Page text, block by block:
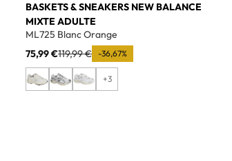
BASKETS & SNEAKERS NEW BALANCE
MIXTE ADULTE
ML725 Blanc Orange
75,99 €119,99 € -36,67%
+3